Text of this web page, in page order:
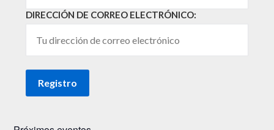
DIRECCIÓN DE CORREO ELECTRÓNICO: